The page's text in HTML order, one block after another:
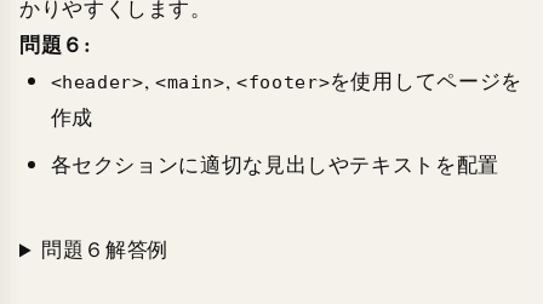
かりやすくします。
問題６:
<header>, <main>,<footer>を使用してページを
作成
各セクションに適切な見出しやテキストを配置
問題６解答例